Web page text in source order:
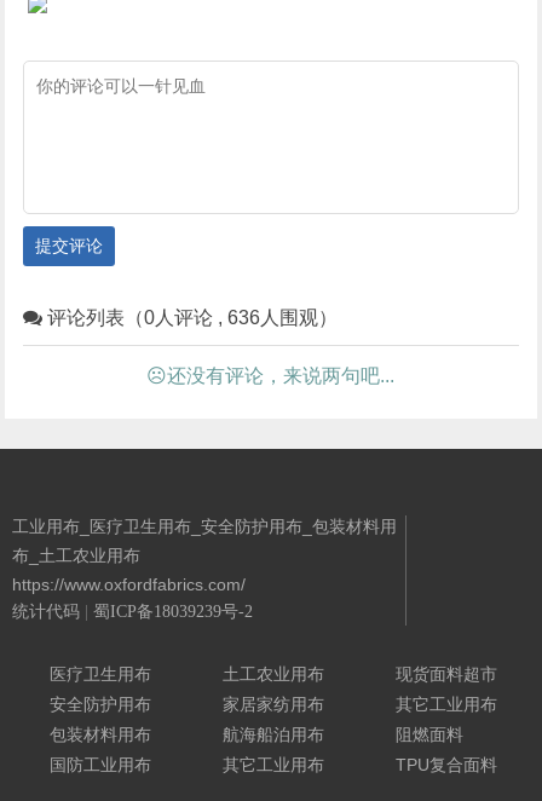
提交评论
评论列表（0人评论 , 636人围观）
☹还没有评论，来说两句吧...
工业用布_医疗卫生用布_安全防护用布_包装材料用
布_土工农业用布
https://www.oxfordfabrics.com/
统计代码 蜀ICP备18039239号-2
医疗卫生用布
安全防护用布
包装材料用布
国防工业用布
土工农业用布
家居家纺用布
航海船泊用布
其它工业用布
现货面料超市
其它工业用布
阻燃面料
TPU复合面料